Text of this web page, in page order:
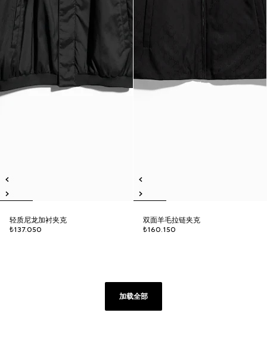
轻质尼龙加衬夹克
₺137.050
双面羊毛拉链夹克
₺160.150
加载全部